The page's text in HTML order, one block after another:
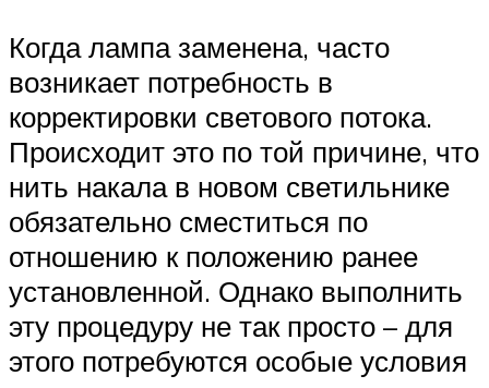
Когда лампа заменена, часто
возникает потребность в
корректировки светового потока.
Происходит это по той причине, что
нить накала в новом светильнике
обязательно сместиться по
отношению к положению ранее
установленной. Однако выполнить
эту процедуру не так просто – для
этого потребуются особые условия